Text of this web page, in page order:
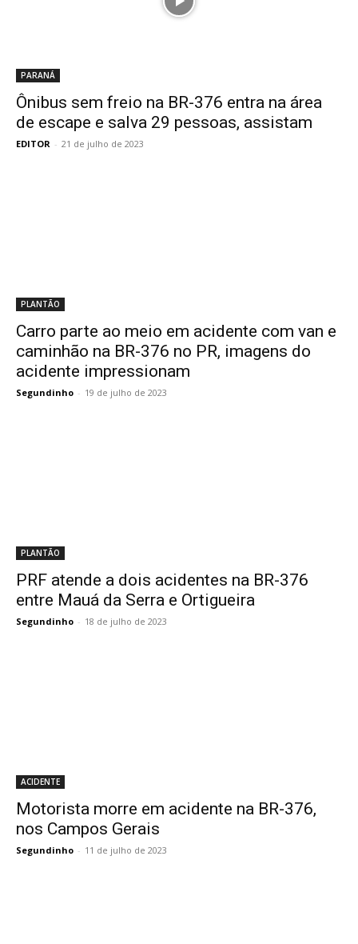
PARANÁ
Ônibus sem freio na BR-376 entra na área
de escape e salva 29 pessoas, assistam
EDITOR - 21 de julho de 2023
PLANTÃO
Carro parte ao meio em acidente com van e
caminhão na BR-376 no PR, imagens do
acidente impressionam
Segundinho - 19 de julho de 2023
PLANTÃO
PRF atende a dois acidentes na BR-376
entre Mauá da Serra e Ortigueira
Segundinho - 18 de julho de 2023
ACIDENTE
Motorista morre em acidente na BR-376,
nos Campos Gerais
Segundinho - 11 de julho de 2023